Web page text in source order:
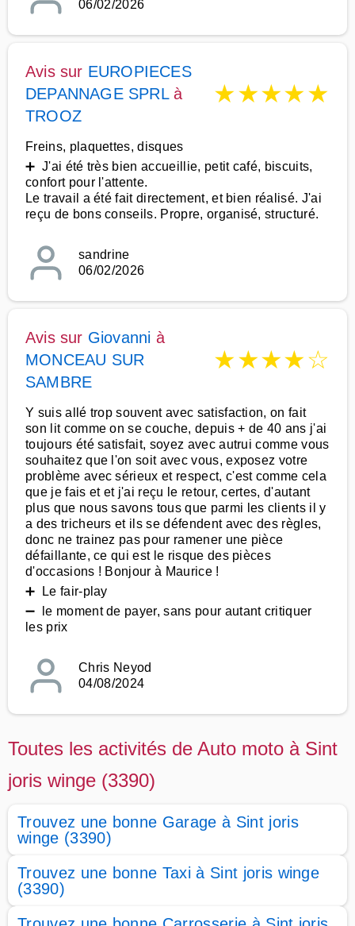
06/02/2026
Avis sur EUROPIECES
DEPANNAGE SPRLà
TROOZ
★★★★★
Freins, plaquettes, disques
➕ J'ai été très bien accueillie, petit café, biscuits,
confort pour l'attente.
Le travail a été fait directement, et bien réalisé. J'ai
reçu de bons conseils. Propre, organisé, structuré.
sandrine
06/02/2026
Avis sur Giovanni à
MONCEAU SUR
SAMBRE
★★★★☆
Y suis allé trop souvent avec satisfaction, on fait
son lit comme on se couche, depuis + de 40 ans j'ai
toujours été satisfait, soyez avec autrui comme vous
souhaitez que l'on soit avec vous, exposez votre
problème avec sérieux et respect, c'est comme cela
que je fais et et j'ai reçu le retour, certes, d'autant
plus que nous savons tous que parmi les clients il y
a des tricheurs et ils se défendent avec des règles,
donc ne trainez pas pour ramener une pièce
défaillante, ce qui est le risque des pièces
d'occasions ! Bonjour à Maurice !
➕ Le fair-play
➖ le moment de payer, sans pour autant critiquer
les prix
Chris Neyod
04/08/2024
Toutes les activités de Auto moto à Sint
joris winge (3390)
Trouvez une bonne Garage à Sint joris
winge (3390)
Trouvez une bonne Taxi à Sint joris winge
(3390)